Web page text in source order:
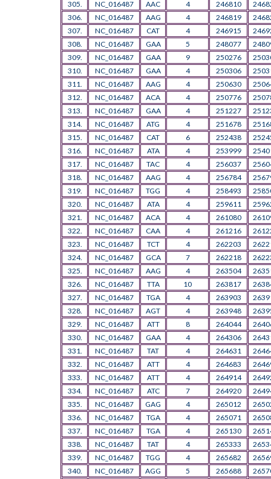
305. NC_016487 AAC 4 246810
306.
NC_016487 AAG 4 246819
307.
NC_016487 CAT 4 246915
308.
NC_016487 GAA 5 248077
309.
NC_016487 GAA 9 250276
310.
NC_016487 GAA 4 250306
311.
NC_016487 AAG 4 250630
312.
NC_016487 ACA 4 250776
313.
NC_016487 GAA 4 251227
314.
NC_016487 ATG 4 251678
315.
NC_016487 CAT 6 252438
316.
NC_016487 ATA 4 253999
317.
NC_016487 TAC 4 256037
318.
NC_016487 AAG 4 256784
319.
NC_016487 TGG 4 258493
320.
NC_016487 ATA 4 259611
321.
NC_016487 ACA 4 261080
322.
NC_016487 CAA 4 261216
323.
NC_016487 TCT 4 262203
324.
NC_016487 GCA 7 262218
325.
NC_016487 AAG 4 263504
326.
NC_016487 TTA 10 263817
327.
NC_016487 TGA 4 263903
328.
NC_016487 AGT 4 263948
329.
NC_016487 ATT 8 264044
330.
NC_016487 GAA 4 264306
331.
NC_016487 TAT 4 264631
332.
NC_016487 ATT 4 264683
333.
NC_016487 ATT 4 264914
334.
NC_016487 ATC 7 264920
335.
NC_016487 GAG 4 265012
336.
NC_016487 TGA 4 265071
337.
NC_016487 TGA 4 265130
338.
NC_016487 TAT 4 265333
339.
NC_016487 TGG 4 265682
340.
NC_016487 AGG 5 265688